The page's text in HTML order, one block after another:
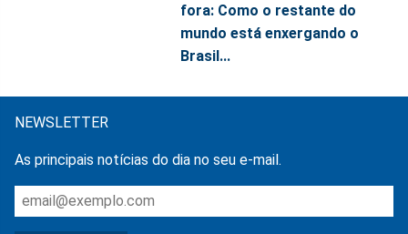
fora: Como o restante do
mundo está enxergando o
Brasil...
NEWSLETTER
As principais notícias do dia no seu e-mail.